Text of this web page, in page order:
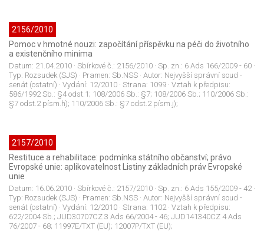
2156/2010
Pomoc v hmotné nouzi: započítání příspěvku na péči do životního
a existenčního minima
Datum: 21.04.2010 · Sbírkové č.: 2156/2010 · Sp. zn.: 6 Ads 166/2009 - 60 ·
Typ: Rozsudek (SJS) · Pramen: Sb.NSS · Autor: Nejvyšší správní soud -
senát (ostatní) · Vydání: 12/2010 · Strana: 1099 · Vztah k předpisu:
586/1992 Sb.: §4 odst.1; 108/2006 Sb.: §7; 108/2006 Sb.; 110/2006 Sb.:
§7 odst.2 písm.h); 110/2006 Sb.: §7 odst.2 písm.j);
2157/2010
Restituce a rehabilitace: podmínka státního občanství; právo
Evropské unie: aplikovatelnost Listiny základních práv Evropské
unie
Datum: 16.06.2010 · Sbírkové č.: 2157/2010 · Sp. zn.: 6 Ads 155/2009 - 42·
Typ: Rozsudek (SJS) · Pramen: Sb.NSS · Autor: Nejvyšší správní soud -
senát (ostatní) · Vydání: 12/2010 · Strana: 1102· Vztah k předpisu:
622/2004 Sb.; JUD30707CZ 3 Ads 66/2004 - 46; JUD141340CZ 4 Ads
76/2007 - 68; 11997E/TXT (EU); 12007P/TXT (EU);